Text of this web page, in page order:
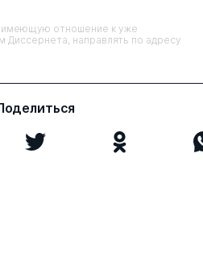
отношение к уже
Диссернета, направлять по адресу